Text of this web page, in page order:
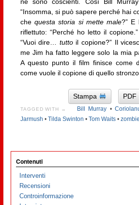
“Insomma, si può sapere perché hai
chequesta storia si mette male?” E
riflettuto: “Perché ho letto il
“Vuoi dire… tutto il copione?” Il
me Jim ha fatto leggere solo la mia
A questo punto il film finisce come
come vuole il copione di quello stronzo
Stampa PDF
TAGGED WITH → Bill Murray •
Jarmush • Tilda Swinton • Tom Waits•
Contenuti
Interventi
Recensioni
Controinformazione